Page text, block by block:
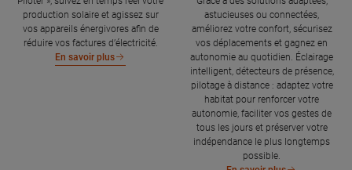
production solaire et agissez sur
vos appareils énergivores afin de
réduire vos factures d’électricité.
En savoir plus
astucieuses ou connectées,
améliorez votre confort, sécurisez
vos déplacements et gagnez en
autonomie au quotidien. Éclairage
intelligent, détecteurs de présence,
pilotage à distance : adaptez votre
habitat pour renforcer votre
autonomie, faciliter vos gestes de
tous les jours et préserver votre
indépendance le plus longtemps
possible.